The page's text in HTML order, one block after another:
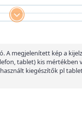
A megjelenített kép a
tablet) kis mértékben
kiegészítők pl